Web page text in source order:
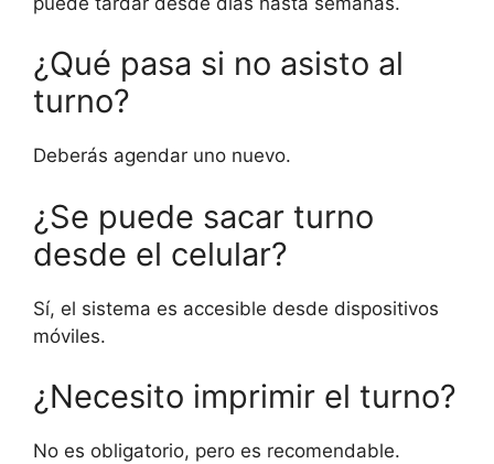
¿Qué pasa si no asisto al
turno?
Deberás agendar uno nuevo.
¿Se puede sacar turno
desde el celular?
Sí, el sistema es accesible desde dispositivos
móviles.
¿Necesito imprimir el turno?
No es obligatorio, pero es recomendable.